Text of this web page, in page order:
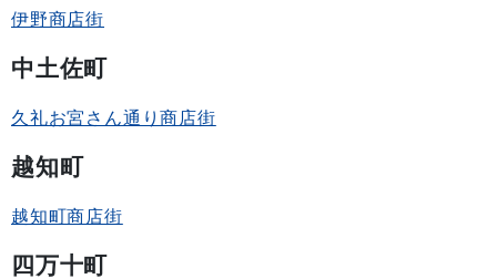
伊野商店街
中土佐町
久礼お宮さん通り商店街
越知町
越知町商店街
四万十町